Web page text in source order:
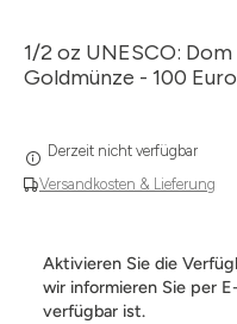
1/2 oz UNESCO:
Goldmünze - 100
Versandkosten & Lieferung
Derzeit nicht verfügbar
Aktivieren Sie die
wir informieren Sie per
verfügbar ist.